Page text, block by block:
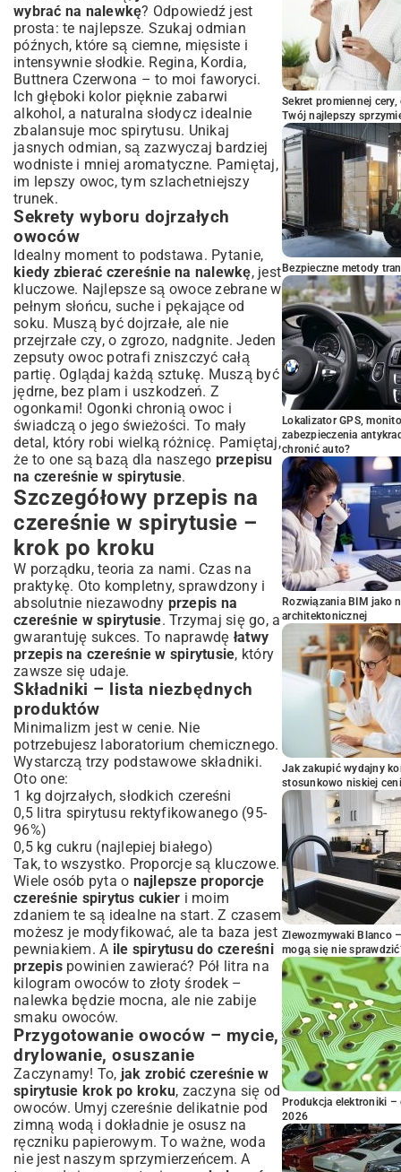
wybrać na nalewkę? Odpowiedź jest
prosta: te najlepsze. Szukaj odmian
późnych, które są ciemne, mięsiste i
intensywnie słodkie. Regina, Kordia,
Buttnera Czerwona – to moi faworyci.
Ich głęboki kolor pięknie zabarwi
alkohol, a naturalna słodycz idealnie
zbalansuje moc spirytusu. Unikaj
jasnych odmian, są zazwyczaj bardziej
wodniste i mniej aromatyczne. Pamiętaj,
im lepszy owoc, tym szlachetniejszy
trunek.
Sekrety wyboru dojrzałych
owoców
Idealny moment to podstawa. Pytanie,
kiedy zbierać czereśnie na nalewkę, jest
kluczowe. Najlepsze są owoce zebrane w
pełnym słońcu, suche i pękające od
soku. Muszą być dojrzałe, ale nie
przejrzałe czy, o zgrozo, nadgnite. Jeden
zepsuty owoc potrafi zniszczyć całą
partię. Oglądaj każdą sztukę. Muszą być
jędrne, bez plam i uszkodzeń. Z
ogonkami! Ogonki chronią owoc i
świadczą o jego świeżości. To mały
detal, który robi wielką różnicę. Pamiętaj,
że to one są bazą dla naszego przepisu
na czereśnie w spirytusie.
Szczegółowy przepis na
czereśnie w spirytusie –
krok po kroku
W porządku, teoria za nami. Czas na
praktykę. Oto kompletny, sprawdzony i
absolutnie niezawodny przepis na
czereśnie w spirytusie. Trzymaj się go, a
gwarantuję sukces. To naprawdę łatwy
przepis na czereśnie w spirytusie, który
zawsze się udaje.
Składniki – lista niezbędnych
produktów
Minimalizm jest w cenie. Nie
potrzebujesz laboratorium chemicznego.
Wystarczą trzy podstawowe składniki.
Oto one:
1 kg dojrzałych, słodkich czereśni
0,5 litra spirytusu rektyfikowanego (95-
96%)
0,5 kg cukru (najlepiej białego)
Tak, to wszystko. Proporcje są kluczowe.
Wiele osób pyta o najlepsze proporcje
czereśnie spirytus cukier i moim
zdaniem te są idealne na start. Z czasem
możesz je modyfikować, ale ta baza jest
pewniakiem. A ile spirytusu do czereśni
przepispowinien zawierać? Pół litra na
kilogram owoców to złoty środek –
nalewka będzie mocna, ale nie zabije
smaku owoców.
Przygotowanie owoców – mycie,
drylowanie, osuszanie
Zaczynamy! To, jak zrobić czereśnie w
spirytusie krok po kroku, zaczyna się od
owoców. Umyj czereśnie delikatnie pod
zimną wodą i dokładnie je osusz na
ręczniku papierowym. To ważne, woda
nie jest naszym sprzymierzeńcem. A
Sekret promiennej
Twój najlepszy
Bezpieczne metody
Lokalizator GPS,
zabezpieczenia
chronić auto?
Rozwiązania BIM jako
architektonicznej
Jak zakupić wydajny
stosunkowo niskiej
Zlewozmywaki Blanco
mogą się nie
Produkcja elektroniki –
2026